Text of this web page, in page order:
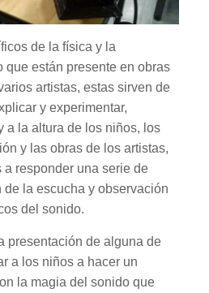
de la física y la
que están presente en obras
artistas, estas sirven de
y experimentar,
a la altura de los niños, los
y las obras de los artistas,
responder una serie de
de la escucha y observación
del sonido.
presentación de alguna de
a los niños a hacer un
la magia del sonido que